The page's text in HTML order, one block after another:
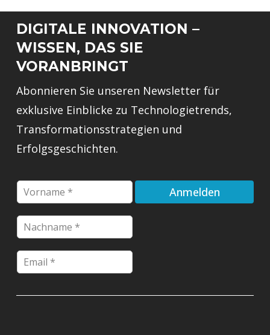
DIGITALE INNOVATION –
WISSEN, DAS SIE
VORANBRINGT
Abonnieren Sie unseren Newsletter für
exklusive Einblicke zu Technologietrends,
Transformationsstrategien und
Erfolgsgeschichten.
F
i
s
t
m
*
*
E
m
i
N
a
h
n
m
E
m
i
Anmelden